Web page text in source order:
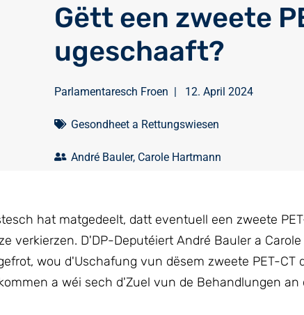
Gëtt een zweete
ugeschaaft?
Parlamentaresch Froen | 12. April 2024
Gesondheet a Rettungswiesen
André Bauler, Carole Hartmann
hat matgedeelt, datt eventuell een zweete
verkierzen. D'DP-Deputéiert André Bauler a
wou d'Uschafung vun dësem zweete PET-CT
a wéi sech d'Zuel vun de Behandlungen